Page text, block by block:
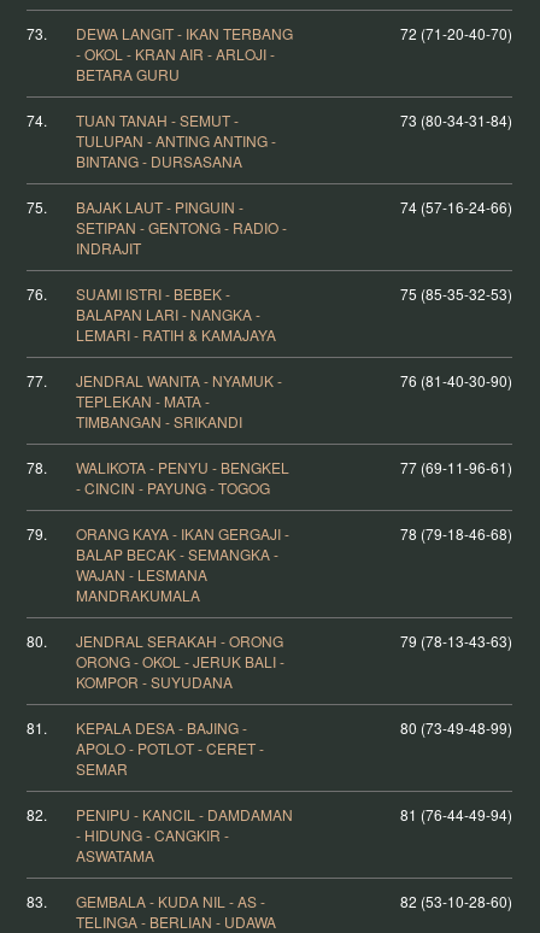
73.
DEWA LANGIT - IKAN TERBANG
- OKOL - KRAN AIR - ARLOJI -
BETARA GURU
72 (71-20-40-70)
74.
TUAN TANAH - SEMUT -
TULUPAN - ANTING ANTING -
BINTANG - DURSASANA
73 (80-34-31-84)
75.
BAJAK LAUT - PINGUIN -
SETIPAN - GENTONG - RADIO -
INDRAJIT
74 (57-16-24-66)
76.
SUAMI ISTRI - BEBEK -
BALAPAN LARI - NANGKA -
LEMARI - RATIH & KAMAJAYA
75 (85-35-32-53)
77.
JENDRAL WANITA - NYAMUK -
TEPLEKAN - MATA -
TIMBANGAN - SRIKANDI
76 (81-40-30-90)
78.
WALIKOTA - PENYU - BENGKEL
- CINCIN - PAYUNG - TOGOG
77 (69-11-96-61)
79.
ORANG KAYA - IKAN GERGAJI -
BALAP BECAK - SEMANGKA -
WAJAN - LESMANA
MANDRAKUMALA
78 (79-18-46-68)
80.
JENDRAL SERAKAH - ORONG
ORONG - OKOL - JERUK BALI -
KOMPOR - SUYUDANA
79 (78-13-43-63)
81.
KEPALA DESA - BAJING -
APOLO - POTLOT - CERET -
SEMAR
80 (73-49-48-99)
82.
PENIPU - KANCIL - DAMDAMAN
- HIDUNG - CANGKIR -
ASWATAMA
81 (76-44-49-94)
83.
GEMBALA - KUDA NIL - AS -
TELINGA - BERLIAN - UDAWA
82 (53-10-28-60)